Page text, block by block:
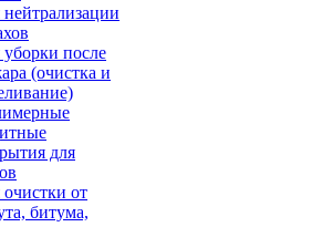
уборки после
(очистка и
для
от
битума,